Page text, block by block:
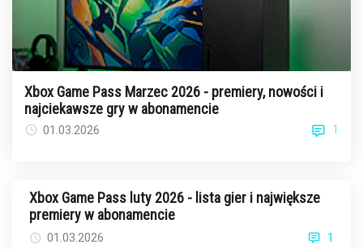
Xbox Game Pass Marzec 2026 - premiery, nowości i
najciekawsze gry w abonamencie
01.03.2026 1
Xbox Game Pass luty 2026 - lista gier i największe
premiery w abonamencie
01.03.2026 1